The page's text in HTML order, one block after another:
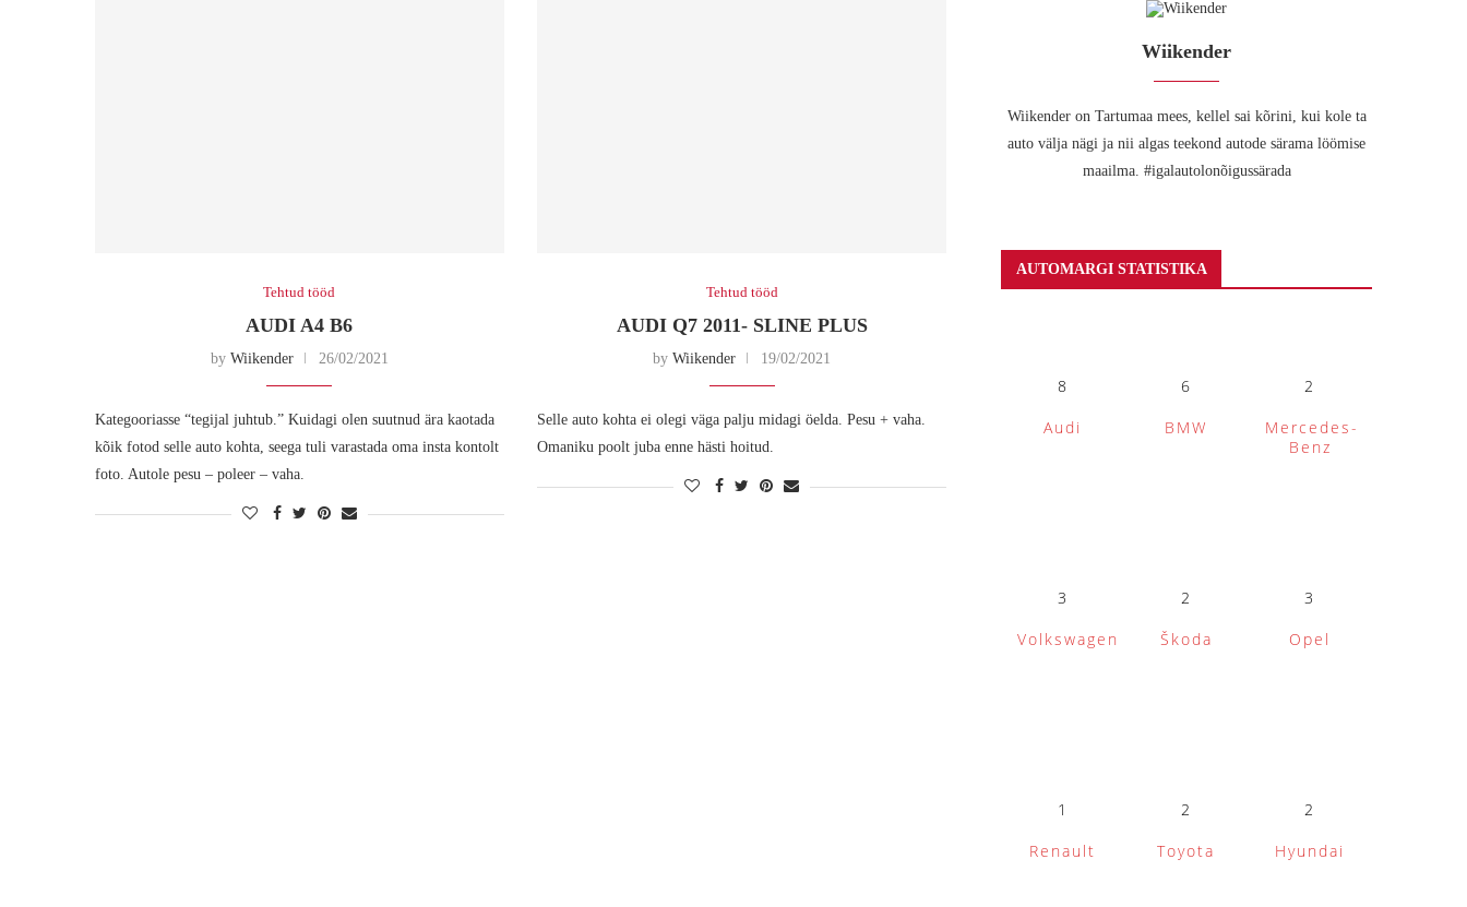
Tehtud tööd
AUDI A4 B6
by Wiikender 26/02/2021
Kategooriasse “tegijal juhtub.” Kuidagi olen suutnud ära kaotada
kõik fotod selle auto kohta, seega tuli varastada oma insta kontolt
foto. Autole pesu – poleer – vaha.
Tehtud tööd
AUDI Q7 2011- SLINE PLUS
byWiikender 19/02/2021
Selle auto kohta ei olegi väga palju midagi öelda. Pesu + vaha.
Omaniku poolt juba enne hästi hoitud.
Wiikender
Wiikender on Tartumaa mees, kellel sai kõrini, kui kole ta
auto välja nägi ja nii algas teekond autode särama löömise
maailma. #igalautolonõigussärada
AUTOMARGI STATISTIKA
8
Audi
6
BMW
2
Mercedes-
Benz
3
Volkswagen
2
Škoda
3
Opel
1
Renault
2
Toyota
2
Hyundai